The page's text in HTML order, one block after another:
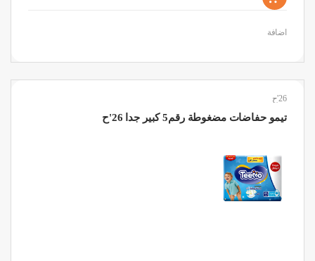
اضافة
26'ح
تيمو حفاضات مضغوطة رقم5 كبير جدا 26'ح